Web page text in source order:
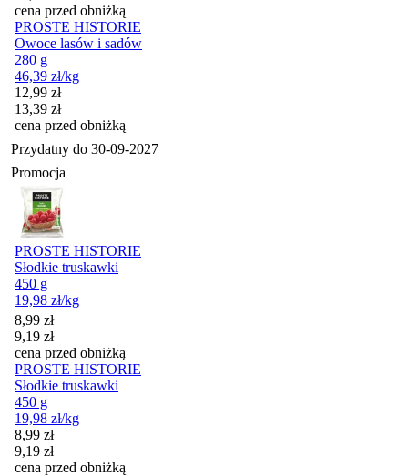
cena przed obniżką
PROSTE HISTORIE
Owoce lasów i sadów
280 g
46,39 zł/kg
Cena promocyjna
12,99 zł
13,39 zł
cena przed obniżką
Przydatny do 30-09-2027
Promocja
PROSTE HISTORIE
Słodkie truskawki
450 g
19,98 zł/kg
Cena promocyjna
8,99 zł
9,19 zł
cena przed obniżką
PROSTE HISTORIE
Słodkie truskawki
450 g
19,98 zł/kg
Cena promocyjna
8,99 zł
9,19 zł
cena przed obniżką